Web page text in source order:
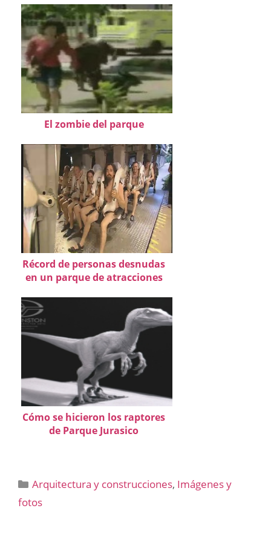
El zombie del parque
Récord de personas desnudas
en un parque de atracciones
Cómo se hicieron los raptores
de Parque Jurasico
Categorías
Arquitectura y construcciones, Imágenes y
fotos